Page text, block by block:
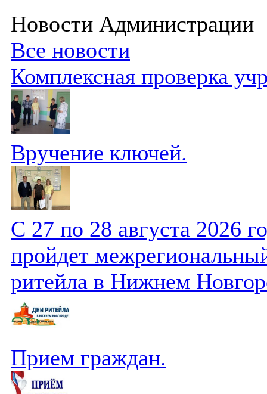
Новости Администрации
Все новости
Комплексная проверка
Вручение ключей.
С 27 по 28 августа 2026
пройдет
ритейла в Нижнем
Прием граждан.